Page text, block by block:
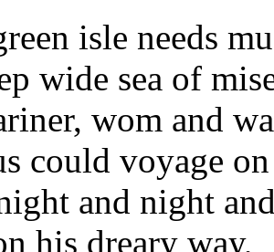
isle needs
wide sea of
wom and
could voyage on
and night
his dreary way,